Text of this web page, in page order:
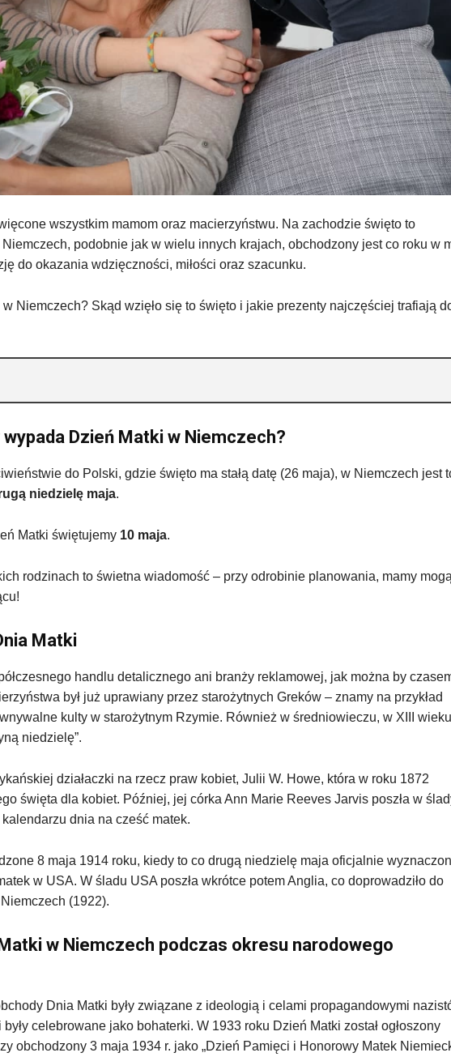
wszystkim mamom oraz macierzyństwu. Na zachodzie święto to
podobnie jak w wielu innych krajach, obchodzony jest co roku w
do okazania wdzięczności, miłości oraz szacunku.
Niemczech? Skąd wzięło się to święto i jakie prezenty najczęściej trafiają
Dzień Matki w Niemczech?
do Polski, gdzie święto ma stałą datę (26 maja), w Niemczech jest
niedzielę maja.
Matki świętujemy 10 maja.
rodzinach to świetna wiadomość – przy odrobinie planowania, mamy mogą
Matki
handlu detalicznego ani branży reklamowej, jak można by
był już uprawiany przez starożytnych Greków – znamy na przykład
kulty w starożytnym Rzymie. Również w średniowieczu, w XIII
niedzielę”.
działaczki na rzecz praw kobiet, Julii W. Howe, która w roku 1872
święta dla kobiet. Później, jej córka Ann Marie Reeves Jarvis poszła w
dnia na cześć matek.
8 maja 1914 roku, kiedy to co drugą niedzielę maja oficjalnie
w USA. W śladu USA poszła wkrótce potem Anglia, co doprowadziło do
(1922).
w Niemczech podczas okresu narodowego
Dnia Matki były związane z ideologią i celami propagandowymi
celebrowane jako bohaterki. W 1933 roku Dzień Matki został ogłoszony
obchodzony 3 maja 1934 r. jako „Dzień Pamięci i Honorowy Matek